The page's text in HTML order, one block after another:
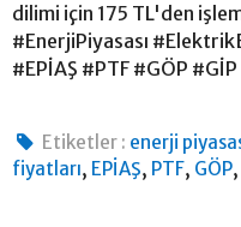
dilimi için 175 TL'den
#EnerjiPiyasası
#EPİAŞ #PTF #GÖP
Etiketler : enerji
fiyatları, EPİAŞ, PTF, GÖP,